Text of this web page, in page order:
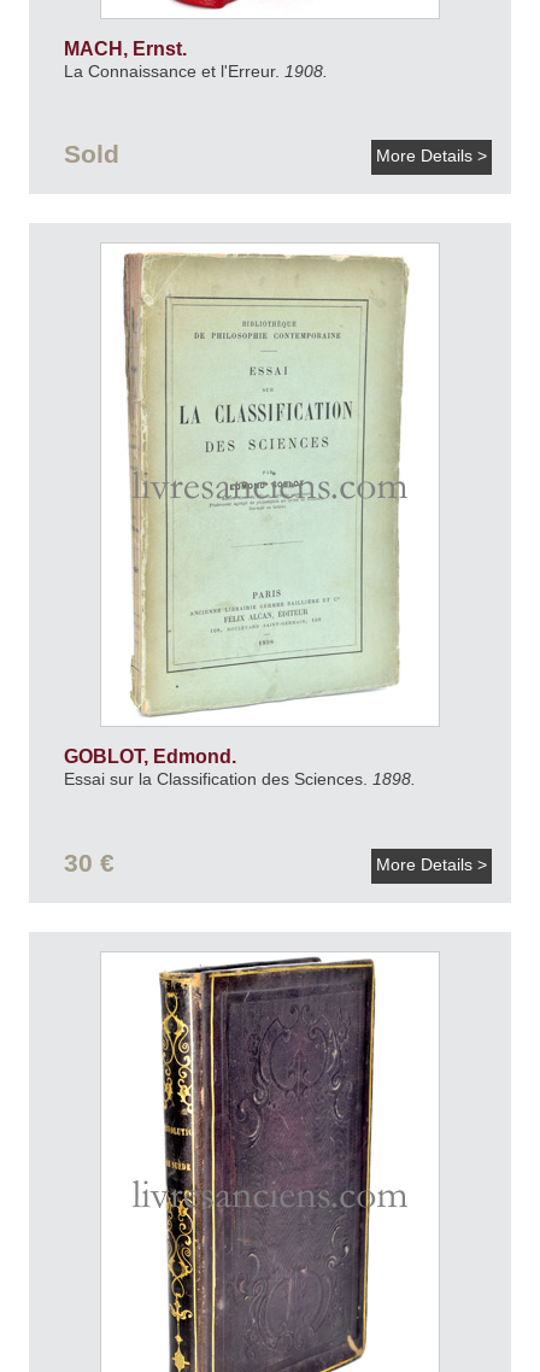
MACH, Ernst.
La Connaissance et l'Erreur. 1908.
Sold More Details >
GOBLOT, Edmond.
Essai sur la Classification des Sciences. 1898.
30 € More Details >